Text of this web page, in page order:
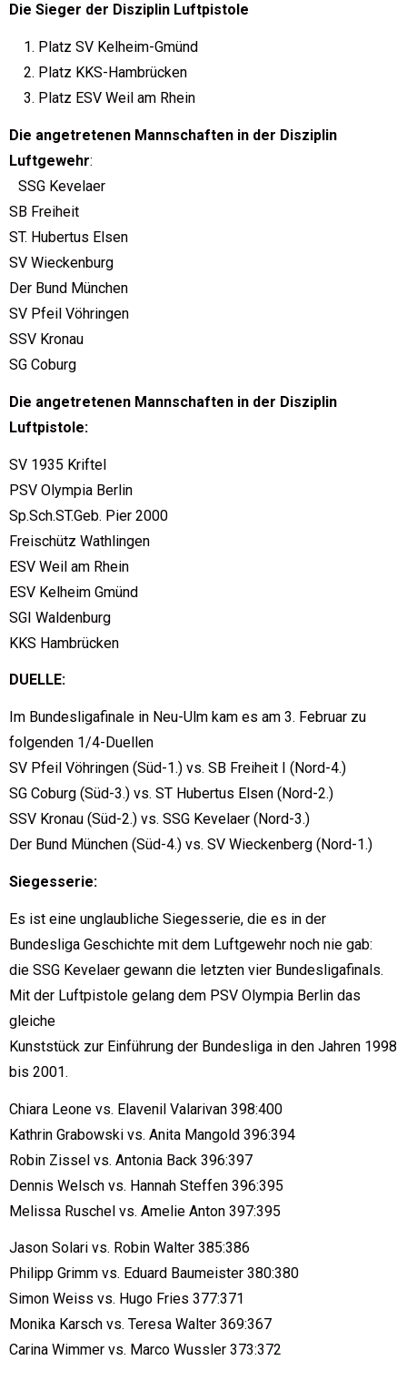
Die Sieger der Disziplin Luftpistole
1. Platz SV Kelheim-Gmünd
2. Platz KKS-Hambrücken
3. Platz ESV Weil am Rhein
Die angetretenen Mannschaften in der Disziplin
Luftgewehr:
SSG Kevelaer
SB Freiheit
ST. Hubertus Elsen
SV Wieckenburg
Der Bund München
SV Pfeil Vöhringen
SSV Kronau
SG Coburg
Die angetretenen Mannschaften in der Disziplin
Luftpistole:
SV 1935 Kriftel
PSV Olympia Berlin
Sp.Sch.ST.Geb. Pier 2000
Freischütz Wathlingen
ESV Weil am Rhein
ESV Kelheim Gmünd
SGI Waldenburg
KKS Hambrücken
DUELLE:
Im Bundesligafinale in Neu-Ulm kam es am 3. Februar zu
folgenden 1/4-Duellen
SV Pfeil Vöhringen (Süd-1.) vs. SB Freiheit I (Nord-4.)
SG Coburg (Süd-3.) vs. ST Hubertus Elsen (Nord-2.)
SSV Kronau (Süd-2.) vs. SSG Kevelaer (Nord-3.)
Der Bund München (Süd-4.) vs. SV Wieckenberg (Nord-1.)
Siegesserie:
Es ist eine unglaubliche Siegesserie, die es in der
Bundesliga Geschichte mit dem Luftgewehr noch nie gab:
die SSG Kevelaer gewann die letzten vier Bundesligafinals.
Mit der Luftpistole gelang dem PSV Olympia Berlin das
gleiche
Kunststück zur Einführung der Bundesliga in den Jahren 1998
bis 2001.
Chiara Leone vs. Elavenil Valarivan 398:400
Kathrin Grabowski vs. Anita Mangold 396:394
Robin Zissel vs. Antonia Back 396:397
Dennis Welsch vs. Hannah Steffen 396:395
Melissa Ruschel vs. Amelie Anton 397:395
Jason Solari vs. Robin Walter 385:386
Philipp Grimm vs. Eduard Baumeister 380:380
Simon Weiss vs. Hugo Fries 377:371
Monika Karsch vs. Teresa Walter 369:367
Carina Wimmer vs. Marco Wussler 373:372